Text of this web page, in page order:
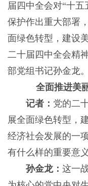
届四中全会对“十
保护作出重大部署
面绿色转型，建设
二十届四中全会精
部党组书记孙金龙。
全面推进美
记者： 党的二
展全面绿色转型，
经济社会发展的一
有什么样的重要意
孙金龙： 这一